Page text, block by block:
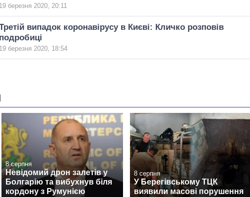
19 березня 2020, 20:11
випадок коронавірусу в Києві: Кличко розповів
подробиці
19 березня 2020, 18:54
8 серпня
Невідомий дрон залетів у
Болгарію та вибухнув біля
кордону з Румунією
8 серпня
У Берегівському ТЦК
виявили масові порушення